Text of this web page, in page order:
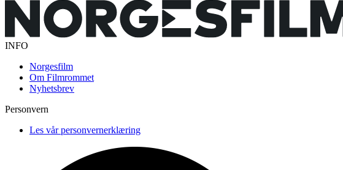
INFO
Norgesfilm
Om Filmrommet
Nyhetsbrev
Personvern
Les vår personvernerklæring